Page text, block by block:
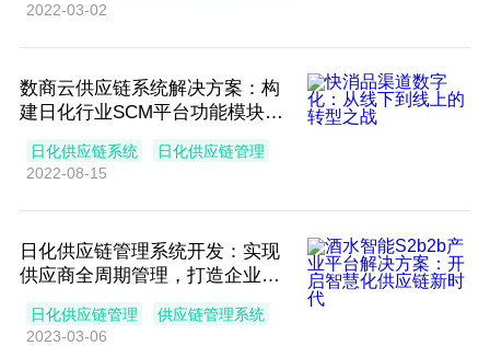
2022-03-02
数商云供应链系统解决方案：构
建日化行业SCM平台功能模块、
日化供应链系统
日化供应链管理
2022-08-15
日化供应链管理系统开发：实现
供应商全周期管理，打造企业供
日化供应链管理
供应链管理系统
2023-03-06